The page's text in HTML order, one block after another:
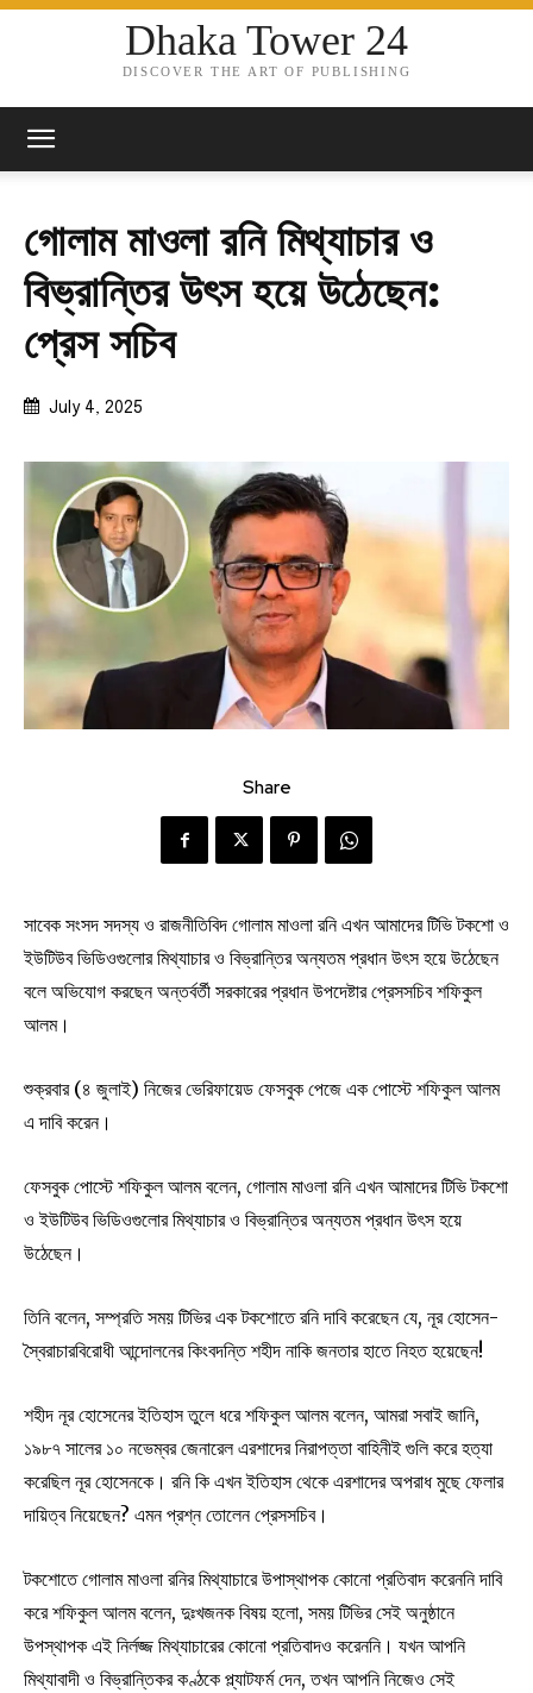
Dhaka Tower 24
DISCOVER THE ART OF PUBLISHING
গোলাম মাওলা রনি মিথ্যাচার ও
বিভ্রান্তির উৎস হয়ে উঠেছেন:
প্রেস সচিব
July 4, 2025
Share
সাবেক সংসদ সদস্য ও রাজনীতিবিদ গোলাম মাওলা রনি এখন আমাদের টিভি টকশো ও
ইউটিউব ভিডিওগুলোর মিথ্যাচার ও বিভ্রান্তির অন্যতম প্রধান উৎস হয়ে উঠেছেন
বলে অভিযোগ করছেন অন্তর্বর্তী সরকারের প্রধান উপদেষ্টার প্রেসসচিব শফিকুল
আলম।
শুক্রবার (৪ জুলাই) নিজের ভেরিফায়েড ফেসবুক পেজে এক পোস্টে শফিকুল আলম
এ দাবি করেন।
ফেসবুক পোস্টে শফিকুল আলম বলেন, গোলাম মাওলা রনি এখন আমাদের টিভি টকশো
ও ইউটিউব ভিডিওগুলোর মিথ্যাচার ও বিভ্রান্তির অন্যতম প্রধান উৎস হয়ে
উঠেছেন।
তিনি বলেন, সম্প্রতি সময় টিভির এক টকশোতে রনি দাবি করেছেন যে, নূর হোসেন-
স্বৈরাচারবিরোধী আন্দোলনের কিংবদন্তি শহীদ নাকি জনতার হাতে নিহত হয়েছেন!
শহীদ নূর হোসেনের ইতিহাস তুলে ধরে শফিকুল আলম বলেন, আমরা সবাই জানি,
১৯৮৭ সালের ১০ নভেম্বর জেনারেল এরশাদের নিরাপত্তা বাহিনীই গুলি করে হত্যা
করেছিল নূর হোসেনকে। রনি কি এখন ইতিহাস থেকে এরশাদের অপরাধ মুছে ফেলার
দায়িত্ব নিয়েছেন? এমন প্রশ্ন তোলেন প্রেসসচিব।
টকশোতে গোলাম মাওলা রনির মিথ্যাচারে উপাস্থাপক কোনো প্রতিবাদ করেননি দাবি
করে শফিকুল আলম বলেন, দুঃখজনক বিষয় হলো, সময় টিভির সেই অনুষ্ঠানে
উপস্থাপক এই নির্লজ্জ মিথ্যাচারের কোনো প্রতিবাদও করেননি। যখন আপনি
মিথ্যাবাদী ও বিভ্রান্তিকর কণ্ঠকে প্ল্যাটফর্ম দেন, তখন আপনি নিজেও সেই